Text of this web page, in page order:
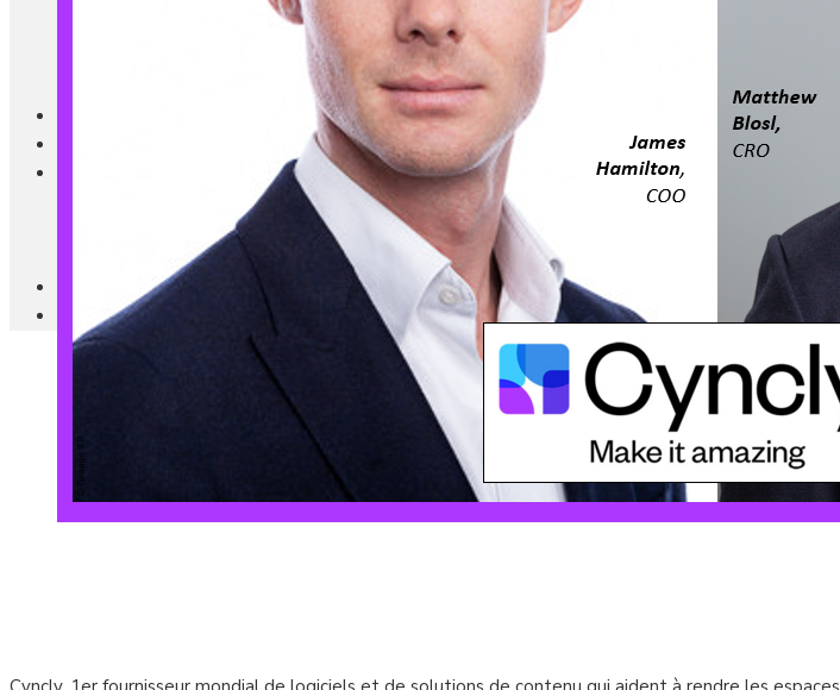
Univers Made in France
Qui sommes-nous
Contact